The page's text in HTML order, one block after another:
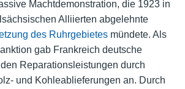
Machtdemonstration, die 1923 in
Alliierten abgelehnte
des Ruhrgebietesmündete. Als
gab Frankreich deutsche
Reparationsleistungen durch
und Kohleablieferungen an. Durch